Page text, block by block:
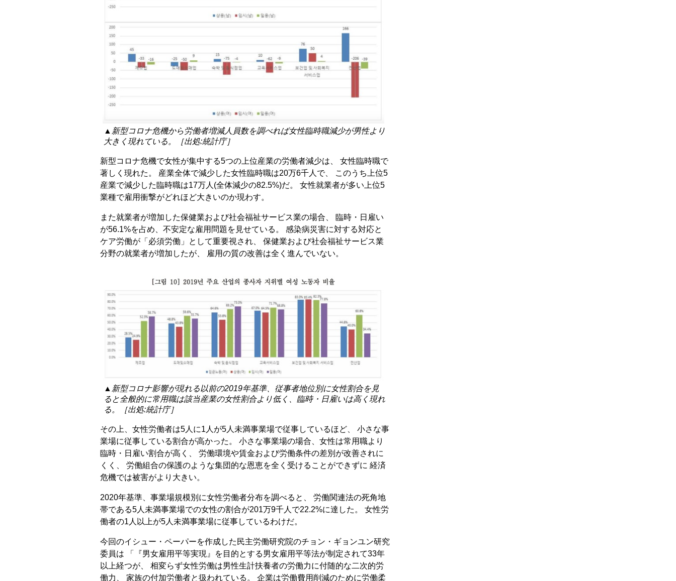
▲新型コロナ危機から労働者増減人員数を調べれば女性臨時職減少が男性より
大きく現れている。［出処:統計庁］
新型コロナ危機で女性が集中する5つの上位産業の労働者減少は、 女性臨時職で
著しく現れた。 産業全体で減少した女性臨時職は20万6千人で、 このうち上位5
産業で減少した臨時職は17万人(全体減少の82.5%)だ。 女性就業者が多い上位5
業種で雇用衝撃がどれほど大きいのか現わす。
また就業者が増加した保健業および社会福祉サービス業の場合、 臨時・日雇い
が56.1%を占め、不安定な雇用問題を見せている。 感染病災害に対する対応と
ケア労働が「必須労働」として重要視され、 保健業および社会福祉サービス業
分野の就業者が増加したが、 雇用の質の改善は全く進んでいない。
▲新型コロナ影響が現れる以前の2019年基準、従事者地位別に女性割合を見
ると全般的に常用職は該当産業の女性割合より低く、臨時・日雇いは高く現れ
る。［出処:統計庁］
その上、女性労働者は5人に1人が5人未満事業場で従事しているほど、 小さな事
業場に従事している割合が高かった。 小さな事業場の場合、女性は常用職より
臨時・日雇い割合が高く、 労働環境や賃金および労働条件の差別が改善されに
くく、 労働組合の保護のような集団的な恩恵を全く受けることができずに 経済
危機では被害がより大きい。
2020年基準、事業場規模別に女性労働者分布を調べると、 労働関連法の死角地
帯である5人未満事業場での女性の割合が201万9千人で22.2%に達した。 女性労
働者の1人以上が5人未満事業場に従事しているわけだ。
今回のイシュー・ペーパーを作成した民主労働研究院のチョン・ギョンユン研究
委員は 「『男女雇用平等実現』を目的とする男女雇用平等法が制定されて33年
以上経つが、 相変らず女性労働は男性生計扶養者の労働力に付随的な二次的労
働力、 家族の付加労働者と扱われている。 企業は労働費用削減のために労働柔